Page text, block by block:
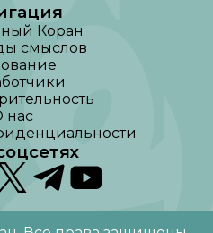
Коран
смыслов
нас